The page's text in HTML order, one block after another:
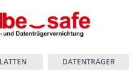
DATENTRÄGER